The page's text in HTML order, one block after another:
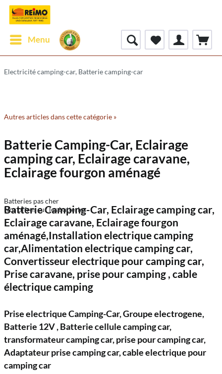
Menu
Electricité camping-car, Batterie camping-car
Autres articles dans cette catégorie »
Batterie Camping-Car, Eclairage
camping car, Eclairage caravane,
Eclairage fourgon aménagé
Batteries pas cher
Nos offres sur les batteries
Batterie Camping-Car, Eclairage camping car,
Eclairage caravane, Eclairage fourgon
aménagé,Installation electrique camping
car,Alimentation electrique camping car,
Convertisseur electrique pour camping car,
Prise caravane, prise pour camping , cable
électrique camping
Prise electrique Camping-Car, Groupe electrogene,
Batterie 12V , Batterie cellule camping car,
transformateur camping car, prise pour camping car,
Adaptateur prise camping car, cable electrique pour
camping car